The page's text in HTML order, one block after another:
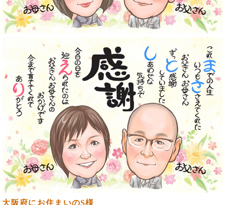
大阪府にお住まいのS様